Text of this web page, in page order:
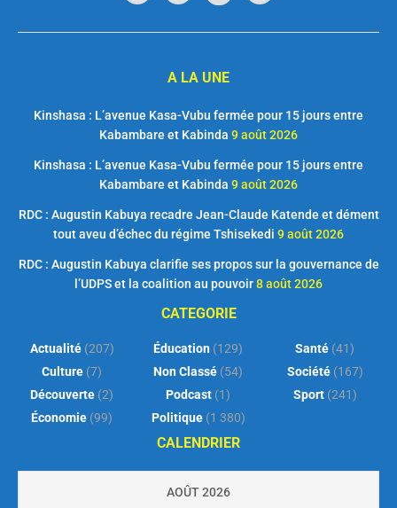
A LA UNE
Kinshasa : L’avenue Kasa-Vubu fermée pour 15 jours entre
Kabambare et Kabinda 9 août 2026
Kinshasa : L’avenue Kasa-Vubu fermée pour 15 jours entre
Kabambare et Kabinda 9 août 2026
RDC : Augustin Kabuya recadre Jean-Claude Katende et dément
tout aveu d’échec du régime Tshisekedi 9 août 2026
RDC : Augustin Kabuya clarifie ses propos sur la gouvernance de
l’UDPS et la coalition au pouvoir8 août 2026
CATEGORIE
Actualité(207)
Culture (7)
Découverte (2)
Économie (99)
Éducation (129)
Non Classé (54)
Podcast (1)
Politique(1 380)
Santé (41)
Société(167)
Sport(241)
CALENDRIER
AOÛT 2026